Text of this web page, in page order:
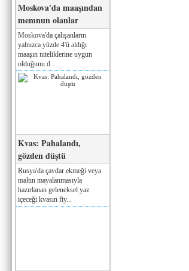
Moskova'da maaşından
memnun olanlar
Moskova'da çalışanların
yalnızca yüzde 4'ü aldığı
maaşın niteliklerine uygun
olduğunu d...
Kvas: Pahalandı,
gözden düştü
Rusya'da çavdar ekmeği veya
maltın mayalanmasıyla
hazırlanan geleneksel yaz
içeceği kvasın fiy...